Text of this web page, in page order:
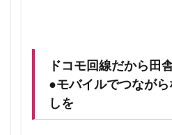
ドコモ回線だから田
●モバイルでつなが
しを